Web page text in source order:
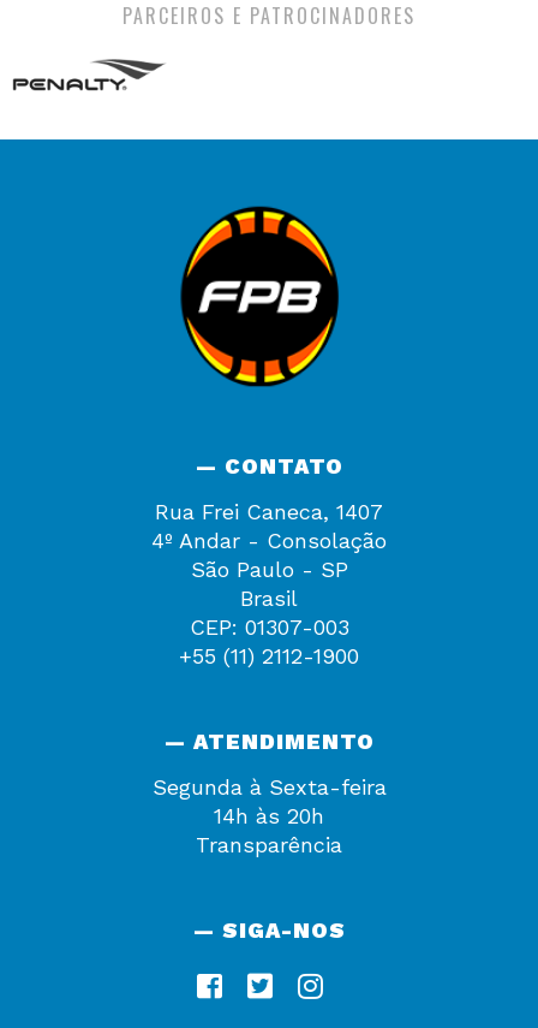
PARCEIROS E PATROCINADORES
— CONTATO
Rua Frei Caneca, 1407
4º Andar - Consolação
São Paulo - SP
Brasil
CEP: 01307-003
+55 (11) 2112-1900
— ATENDIMENTO
Segunda à Sexta-feira
14h às 20h
Transparência
— SIGA-NOS